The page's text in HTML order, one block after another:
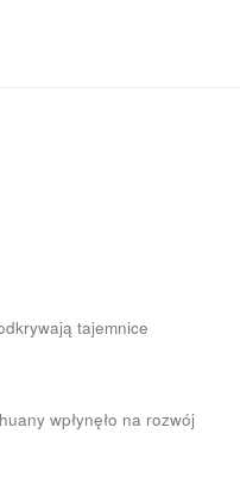
tajemnice
wpłynęło na rozwój